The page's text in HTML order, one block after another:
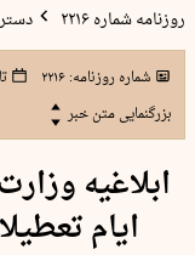
روزنامه شماره ۲۲۱۶
شماره روزنامه:۲۲۱۶
بزرگنمایی متن خبر
ابلاغیه
ایام